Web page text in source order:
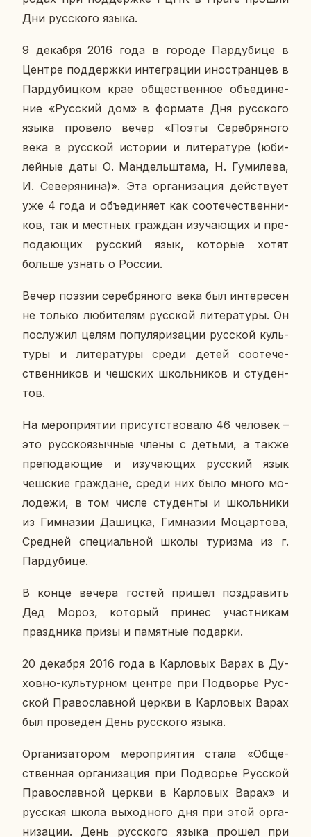
Дни рус­ско­го языка.
9 де­каб­ря 2016 года в городе Пар­ду­би­це в
Центре под­держ­ки ин­те­гра­ции ино­стран­цев в
Пар­ду­биц­ком крае об­ще­ствен­ное объ­еди­не­
ние «Рус­ский дом» в фор­ма­те Дня рус­ско­го
языка про­ве­ло вечер «Поэты Се­реб­ря­но­го
века в рус­ской ис­то­рии и ли­те­ра­ту­ре (юби­
лей­ные даты О. Ман­дель­шта­ма, Н. Гу­ми­ле­ва,
И. Се­ве­ря­ни­на)». Эта ор­га­ни­за­ция дей­ству­ет
уже 4 года и объ­еди­ня­ет как со­оте­че­ствен­ни­
ков, так и мест­ных граж­дан изу­ча­ю­щих и пре­
по­да­ю­щих рус­ский язык, ко­то­рые хотят
больше узнать о России.
Вечер поэзии се­реб­ря­но­го века был ин­те­ре­сен
не только лю­би­те­лям рус­ской ли­те­ра­ту­ры. Он
по­слу­жил целям по­пу­ля­ри­за­ции рус­ской куль­
ту­ры и ли­те­ра­ту­ры среди детей со­оте­че­
ствен­ни­ков и чеш­ских школь­ни­ков и сту­ден­
тов.
На ме­ро­при­я­тии при­сут­ство­ва­ло 46 че­ло­век –
это рус­ско­языч­ные члены с детьми, а также
пре­по­да­ю­щие и изу­ча­ю­щих рус­ский язык
чеш­ские граж­дане, среди них было много мо­
ло­де­жи, в том числе сту­ден­ты и школь­ни­ки
из Гим­на­зии Да­шиц­ка, Гим­на­зии Мо­цар­то­ва,
Сред­ней спе­ци­аль­ной школы ту­риз­ма из г.
Пар­ду­би­це.
В конце вечера гостей пришел по­здра­вить
Дед Мороз, ко­то­рый принес участ­ни­кам
празд­ни­ка призы и па­мят­ные по­дар­ки.
20 де­каб­ря 2016 года в Кар­ло­вых Варах в Ду­
хов­но-куль­тур­ном центре при По­дво­рье Рус­
ской Пра­во­слав­ной церкви в Кар­ло­вых Варах
был про­ве­ден День рус­ско­го языка.
Ор­га­ни­за­то­ром ме­ро­при­я­тия стала «Об­ще­
ствен­ная ор­га­ни­за­ция при По­дво­рье Рус­ской
Пра­во­слав­ной церкви в Кар­ло­вых Варах» и
рус­ская школа вы­ход­но­го дня при этой ор­га­
ни­за­ции. День рус­ско­го языка прошел при